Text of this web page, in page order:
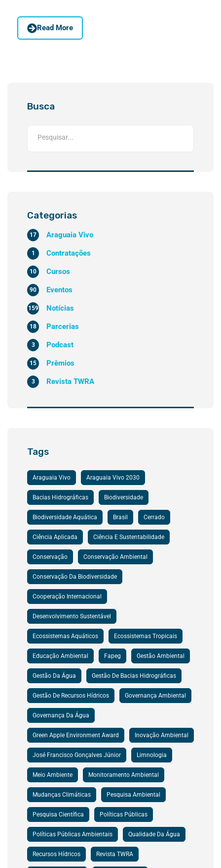
Read More
Busca
Categorias
Araguaia Vivo
17
Contratações
1
Cursos
10
Eventos
90
Notícias
159
Parcerias
18
Podcast
3
Prêmios
15
Revista TWRA
3
Tags
Araguaia Vivo Araguaia Vivo 2030
Bacias Hidrográficas Biodiversidade
Biodiversidade Aquática Brasil Cerrado
Ciência Aplicada Ciência E Sustentabilidade
Conservação Conservação Ambiental
Conservação Da Biodiversidade
Cooperação Internacional
Desenvolvimento Sustentável
Ecossistemas Aquáticos Ecossistemas Tropicais
Educação Ambiental Fapeg Gestão Ambiental
Gestão Da Água Gestão De Bacias Hidrográficas
Gestão De Recursos Hídricos Governança Ambiental
Governança Da Água
Green Apple Environment Award Inovação Ambiental
José Francisco Gonçalves Júnior Limnologia
Meio Ambiente Monitoramento Ambiental
Mudanças Climáticas Pesquisa Ambiental
Pesquisa Científica Políticas Públicas
Políticas Públicas Ambientais Qualidade Da Água
Recursos Hídricos Revista TWRA